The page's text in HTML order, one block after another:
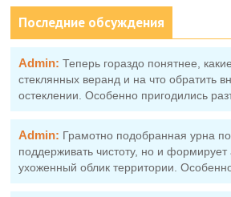
Последние обсуждения
Admin: Теперь гораздо понятнее,
стеклянных веранд и на что обратить
остеклении. Особенно пригодились
Admin: Грамотно подобранная урна
поддерживать чистоту, но и формирует
ухоженный облик территории.